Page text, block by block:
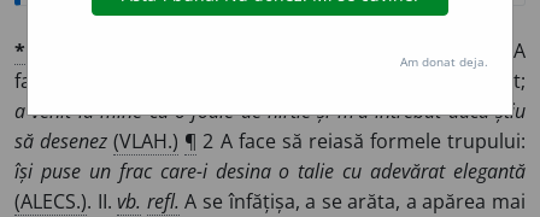
*
1 A
face un desen. a înfățișa cu trăsături forma unui obiect;
a venit la mine cu o foaie de hîrtie și m’a întrebat dacă știu
să desenez (VLAH.) ¶ 2 A face să reiasă formele trupului:
își puse un frac care-i desina o talie cu adevărat elegantă
(ALECS.). II.vb. refl. A se înfățișa, a se arăta, a apărea mai
Am donat deja.